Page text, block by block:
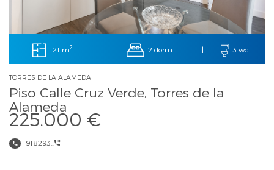
121 m2 | 2 dorm. | 3 wc
TORRES DE LA ALAMEDA
Piso Calle Cruz Verde, Torres de la
Alameda
225.000 €
918293...